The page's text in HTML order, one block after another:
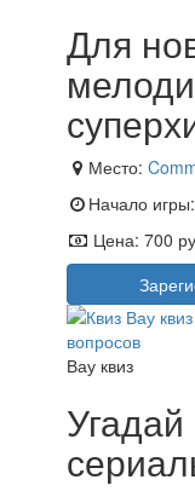
Для
Место:
Начало игры:
Цена: 700
Вау квиз